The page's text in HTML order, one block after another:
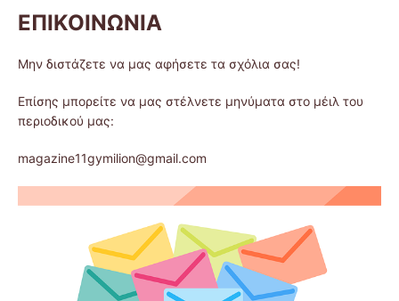
ΕΠΙΚΟΙΝΩΝΙΑ
Μην διστάζετε να μας αφήσετε τα σχόλια σας!
Επίσης μπορείτε να μας στέλνετε μηνύματα στο μέιλ του
περιοδικού μας:
magazine11gymilion@gmail.com